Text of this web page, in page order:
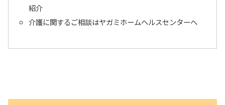
紹介
介護に関するご相談はヤガミホームヘルスセンターへ